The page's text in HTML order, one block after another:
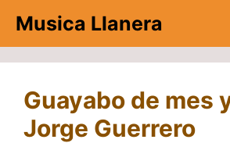
contenido
Musica Llanera
Guayabo de mes
Jorge Guerrero